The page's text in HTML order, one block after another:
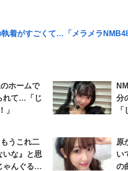
着がすごくて…「メラメラNMB48
ホームで
れて…「じ
」
分
うこれ二
いな』と思
ゃんぐるレ
原
い
の